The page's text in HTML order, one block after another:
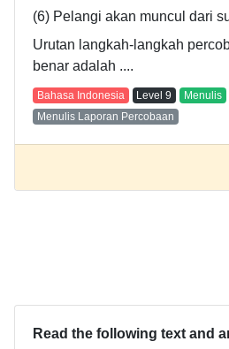
(6) Pelangi akan muncul dari
Urutan langkah-langkah
benar adalah ....
Bahasa Indonesia Level 9 Menulis
Menulis Laporan Percobaan
Read the following text and